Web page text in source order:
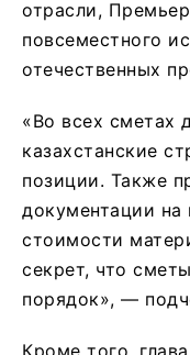
отрасли,
повсеместного
отечественных
«Во всех сметах
казахстанские
позиции. Также
документации
стоимости
секрет, что
порядок», —